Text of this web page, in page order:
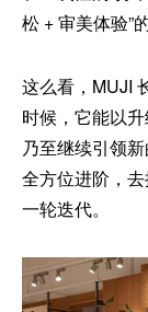
松 + 审美体验”
这么看，MUJI
时候，它能以
乃至继续引领
全方位进阶，
一轮迭代。